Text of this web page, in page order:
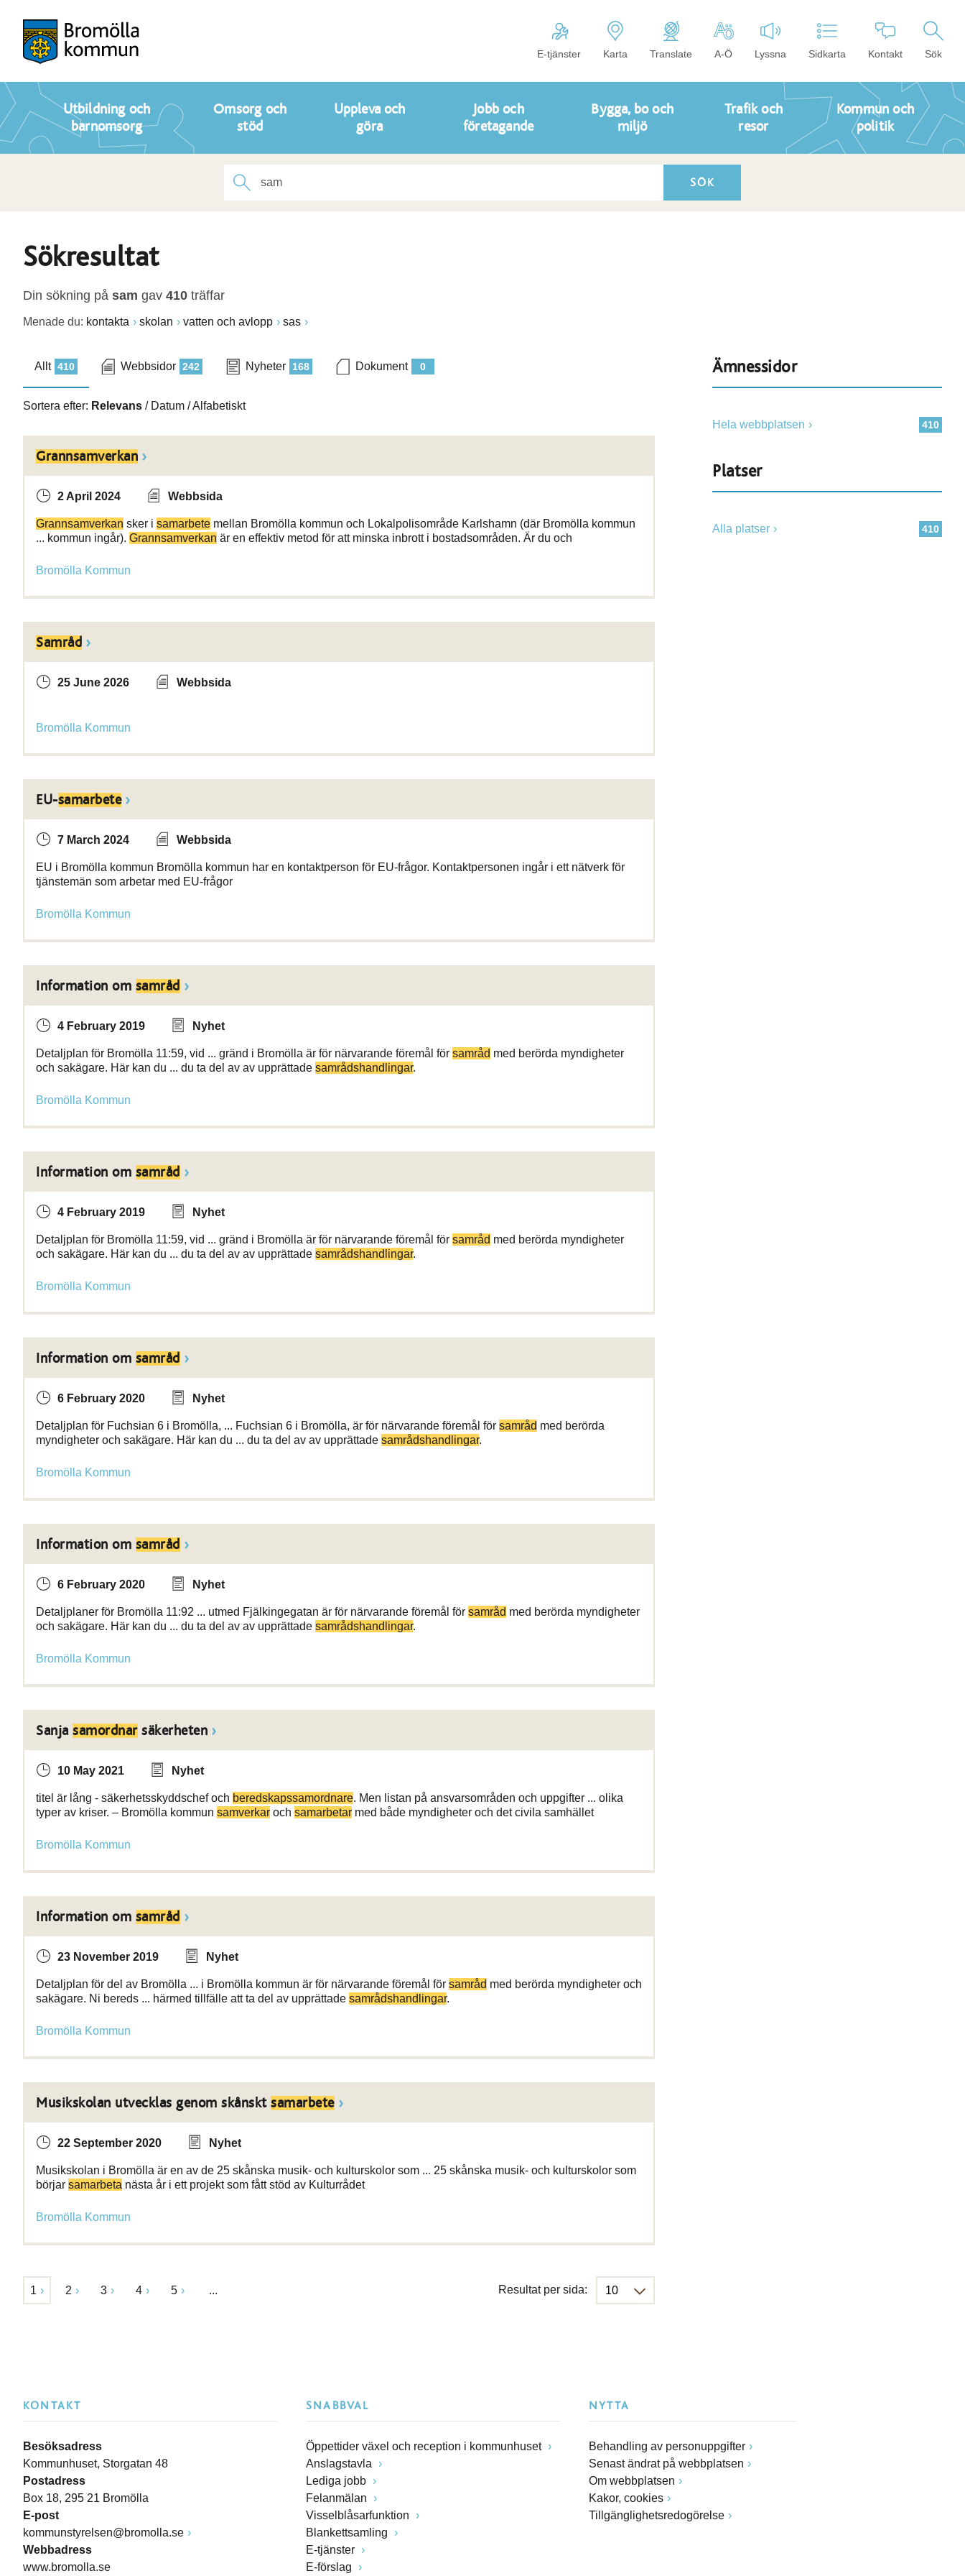
E-tjänster Karta Translate A-Ö Lyssna Sidkarta Kontakt Sök
Utbildning och
barnomsorg
Omsorg och
stöd
Uppleva och
göra
Jobb och
företagande
Bygga, bo och
miljö
Trafik och
resor
Kommun och
politik
Sökresultat
Din sökning på sam gav 410 träffar
Menade du: kontakta skolan vatten och avlopp sas
410
Allt 242
Webbsidor 168
Nyheter 0
Dokument
Sortera efter: Relevans / Datum /Alfabetiskt
Grannsamverkan
2 April 2024 Webbsida
Grannsamverkan sker i samarbete mellan Bromölla kommun och Lokalpolisområde Karlshamn (där Bromölla kommun
... kommun ingår). Grannsamverkan är en effektiv metod för att minska inbrott i bostadsområden. Är du och
Bromölla Kommun
Samråd
25 June 2026 Webbsida
Bromölla Kommun
EU-samarbete
7 March 2024 Webbsida
EU i Bromölla kommun Bromölla kommun har en kontaktperson för EU-frågor. Kontaktpersonen ingår i ett nätverk för
tjänstemän som arbetar med EU-frågor
Bromölla Kommun
Information om samråd
4 February 2019 Nyhet
Detaljplan för Bromölla 11:59, vid ... gränd i Bromölla är för närvarande föremål för samråd med berörda myndigheter
och sakägare. Här kan du ... du ta del av av upprättade samrådshandlingar.
Bromölla Kommun
Information om samråd
4 February 2019 Nyhet
Detaljplan för Bromölla 11:59, vid ... gränd i Bromölla är för närvarande föremål för samråd med berörda myndigheter
och sakägare. Här kan du ... du ta del av av upprättade samrådshandlingar.
Bromölla Kommun
Information om samråd
6 February 2020 Nyhet
Detaljplan för Fuchsian 6 i Bromölla, ... Fuchsian 6 i Bromölla, är för närvarande föremål för samråd med berörda
myndigheter och sakägare. Här kan du ... du ta del av av upprättade samrådshandlingar.
Bromölla Kommun
Information om samråd
6 February 2020 Nyhet
Detaljplaner för Bromölla 11:92 ... utmed Fjälkingegatan är för närvarande föremål för samråd med berörda myndigheter
och sakägare. Här kan du ... du ta del av av upprättade samrådshandlingar.
Bromölla Kommun
Sanja samordnarsäkerheten
10 May 2021 Nyhet
titel är lång - säkerhetsskyddschef och beredskapssamordnare. Men listan på ansvarsområden och uppgifter ... olika
typer av kriser. – Bromölla kommun samverkar och samarbetar med både myndigheter och det civila samhället
Bromölla Kommun
Information om samråd
23 November 2019 Nyhet
Detaljplan för del av Bromölla ... i Bromölla kommun är för närvarande föremål för samråd med berörda myndigheter och
sakägare. Ni bereds ... härmed tillfälle att ta del av upprättade samrådshandlingar.
Bromölla Kommun
Musikskolan utvecklas genom skånskt samarbete
22 September 2020 Nyhet
Musikskolan i Bromölla är en av de 25 skånska musik- och kulturskolor som ... 25 skånska musik- och kulturskolor som
börjar samarbeta nästa år i ett projekt som fått stöd av Kulturrådet
Bromölla Kommun
1 2 3 4 5 ... Resultat per sida:
Ämnessidor
410
Hela webbplatsen
Platser
410
Alla platser
KONTAKT
Besöksadress
Kommunhuset, Storgatan 48
Postadress
Box 18, 295 21 Bromölla
E-post
kommunstyrelsen@bromolla.se
Webbadress
www.bromolla.se
SNABBVAL
Öppettider växel och reception i kommunhuset
Anslagstavla
Lediga jobb
Felanmälan
Visselblåsarfunktion
Blankettsamling
E-tjänster
E-förslag
NYTTA
Behandling av personuppgifter
Senast ändrat på webbplatsen
Om webbplatsen
Kakor, cookies
Tillgänglighetsredogörelse